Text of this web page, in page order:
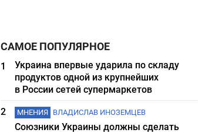
САМОЕ ПОПУЛЯРНОЕ
1
Украина впервые ударила по складу
продуктов одной из крупнейших
в России сетей супермаркетов
2
МНЕНИЯ ВЛАДИСЛАВ ИНОЗЕМЦЕВ
Союзники Украины должны сделать